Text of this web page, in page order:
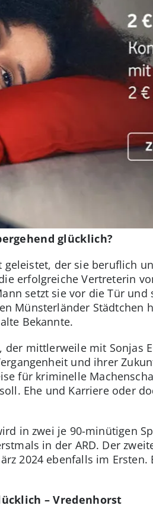
glücklich?
der sie beruflich
erfolgreiche Vertreterin
setzt sie vor die Tür
Münsterländer Städtchen
Bekannte.
der mittlerweile mit Sonjas
und ihrer
für kriminelle
Ehe und Karriere oder
in zwei je 90-minütigen
in der ARD. Der
2024 ebenfalls im
– Vredenhorst